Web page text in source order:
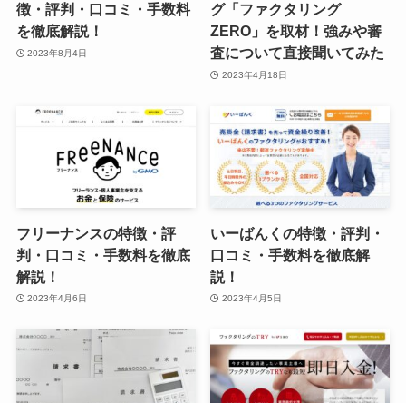
徴・評判・口コミ・手数料
を徹底解説！
2023年8月4日
グ「ファクタリング
ZERO」を取材！強みや審
査について直接聞いてみた
2023年4月18日
フリーナンスの特徴・評
判・口コミ・手数料を徹底
解説！
2023年4月6日
いーばんくの特徴・評判・
口コミ・手数料を徹底解
説！
2023年4月5日